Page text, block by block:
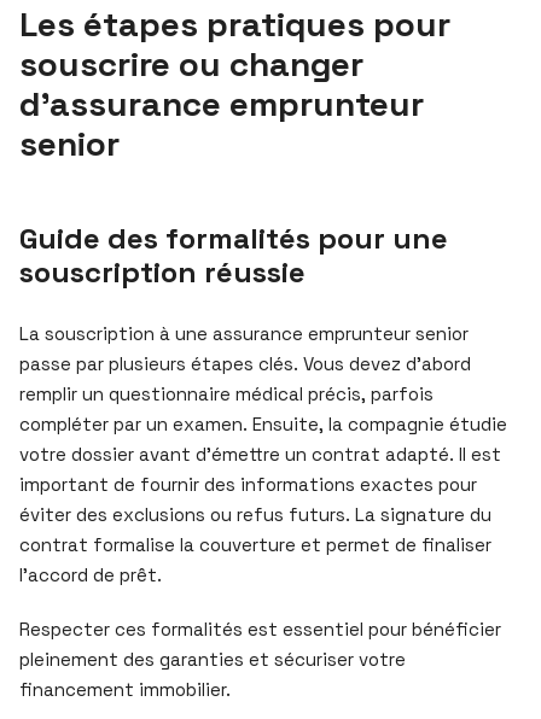
Les étapes pratiques pour
souscrire ou changer
d’assurance emprunteur
senior
Guide des formalités pour une
souscription réussie
La souscription à une assurance emprunteur senior
passe par plusieurs étapes clés. Vous devez d’abord
remplir un questionnaire médical précis, parfois
compléter par un examen. Ensuite, la compagnie étudie
votre dossier avant d’émettre un contrat adapté. Il est
important de fournir des informations exactes pour
éviter des exclusions ou refus futurs. La signature du
contrat formalise la couverture et permet de finaliser
l’accord de prêt.
Respecter ces formalités est essentiel pour bénéficier
pleinement des garanties et sécuriser votre
financement immobilier.